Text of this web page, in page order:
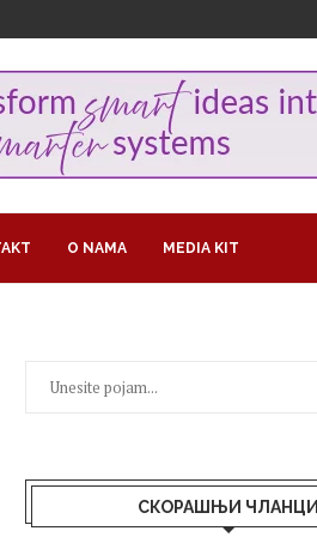
O NAMA MEDIA KIT
СКОРАШЊИ ЧЛАНЦИ